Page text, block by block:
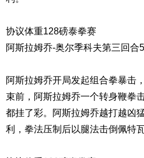
协议体重128磅泰拳赛
阿斯拉姆乔-奥尔季科夫第三回合
阿斯拉姆乔开局发起组合拳暴击
束前，阿斯拉姆乔一个转身鞭拳
都挂了彩。阿斯拉姆乔越打越凶
利，拳法压制后以腿法击倒佩特